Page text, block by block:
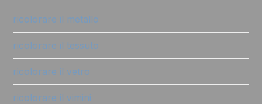
ricolorare il metallo
ricolorare il tessuto
ricolorare il vetro
ricolorare il vimini